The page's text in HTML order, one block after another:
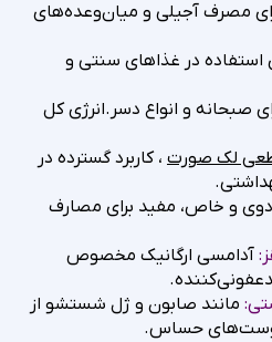
مصرف آجیلی و میان‌وعده‌های
استفاده در غذاهای سنتی و
صبحانه و انواع دسر.انرژی کل
لک صورت ، کاربرد گسترده در
و خاص، مفید برای مصارف
آدامسی ارگانیک مخصوص
مانند صابون و ژل شستشو از
پوست‌های حساس.